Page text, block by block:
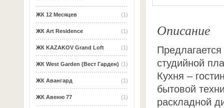
(1)
ЖК 12 Месяцев
(1)
ЖК Art Residence
(1)
ЖК KAZAKOV Grand Loft
(1)
ЖК West Garden (Вест Гарден)
(1)
ЖК Авангард
(1)
ЖК Авеню 77
Описание
студийной
Кухня –
бытовой
раскладной